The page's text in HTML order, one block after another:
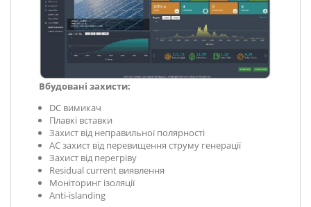
Вбудовані захисти:
DC вимикач
Плавкі вставки
Захист від неправильної полярності
АС захист від перевищення струму генерації
Захист від перегріву
Residual current виявлення
Моніторинг ізоляції
Anti-islanding